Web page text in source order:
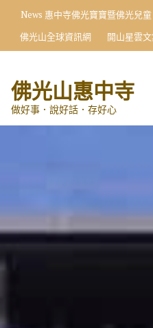
content
News 惠中寺佛光寶寶暨佛光兒
佛光山全球資訊網
開山星雲
佛光山惠中寺
做好事．說好話．存好心